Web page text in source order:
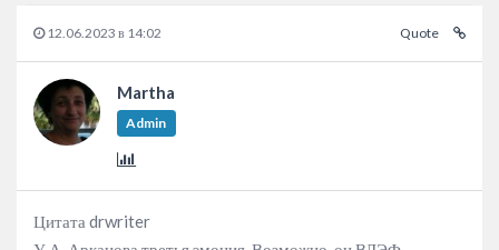
12.06.2023 в 14:02 Quote
Martha
Admin
Цитата drwriter